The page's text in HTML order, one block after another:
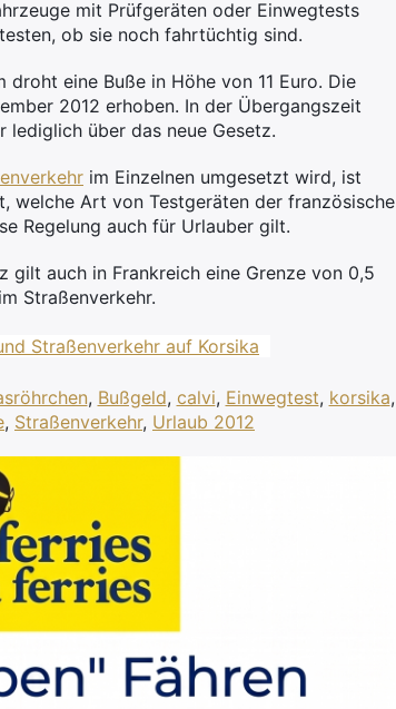
mit Prüfgeräten oder Einwegtests
ob sie noch fahrtüchtig sind.
eine Buße in Höhe von 11 Euro. Die
2012 erhoben. In der Übergangszeit
über das neue Gesetz.
im Einzelnen umgesetzt wird, ist
welche Art von Testgeräten der französische
Regelung auch für Urlauber gilt.
gilt auch in Frankreich eine Grenze von 0,5
Straßenverkehr.
Straßenverkehr auf Korsika
, Bußgeld, calvi, Einwegtest, korsika,
, Straßenverkehr, Urlaub 2012